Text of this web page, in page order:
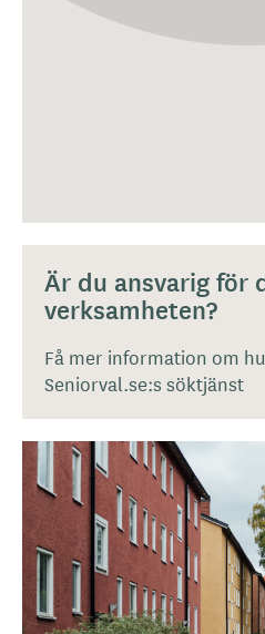
Är du ansvarig för
verksamheten?
Få mer information om
Seniorval.se:s söktjänst